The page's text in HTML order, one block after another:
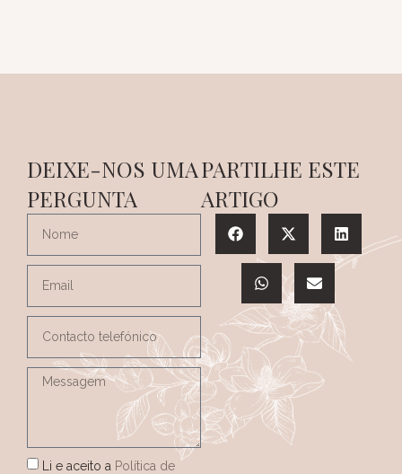
DEIXE-NOS UMA
PERGUNTA
Li e aceito a Política de
PARTILHE ESTE
ARTIGO